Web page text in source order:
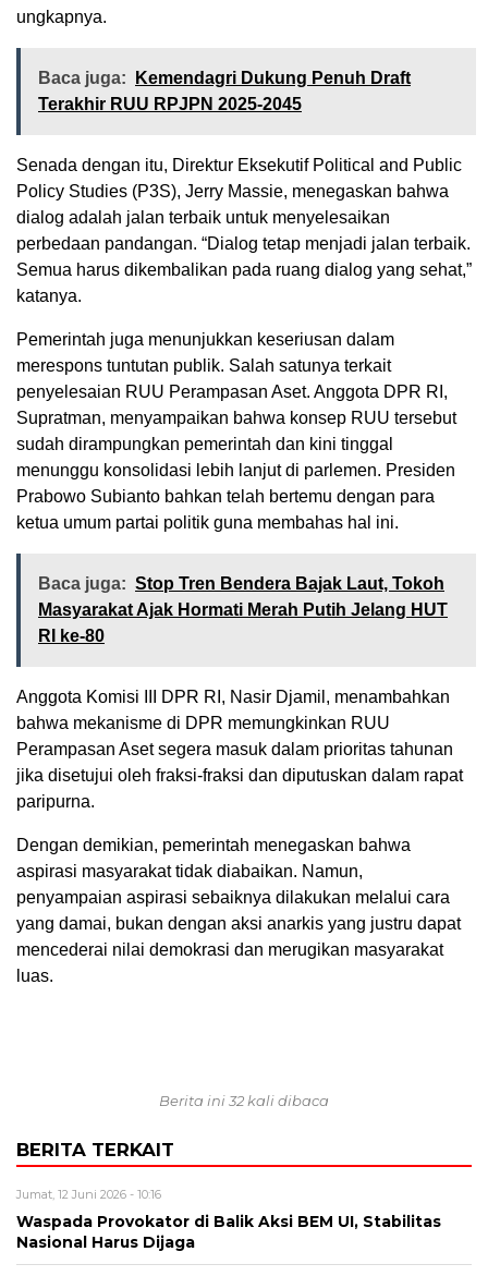
ungkapnya.
Baca juga:
Kemendagri Dukung Penuh Draft
Terakhir RUU RPJPN 2025-2045
Senada dengan itu, Direktur Eksekutif Political and Public
Policy Studies (P3S), Jerry Massie, menegaskan bahwa
dialog adalah jalan terbaik untuk menyelesaikan
perbedaan pandangan. “Dialog tetap menjadi jalan terbaik.
Semua harus dikembalikan pada ruang dialog yang sehat,”
katanya.
Pemerintah juga menunjukkan keseriusan dalam
merespons tuntutan publik. Salah satunya terkait
penyelesaian RUU Perampasan Aset. Anggota DPR RI,
Supratman, menyampaikan bahwa konsep RUU tersebut
sudah dirampungkan pemerintah dan kini tinggal
menunggu konsolidasi lebih lanjut di parlemen. Presiden
Prabowo Subianto bahkan telah bertemu dengan para
ketua umum partai politik guna membahas hal ini.
Baca juga: Stop Tren Bendera Bajak Laut, Tokoh
Masyarakat Ajak Hormati Merah Putih Jelang HUT
RI ke-80
Anggota Komisi III DPR RI, Nasir Djamil, menambahkan
bahwa mekanisme di DPR memungkinkan RUU
Perampasan Aset segera masuk dalam prioritas tahunan
jika disetujui oleh fraksi-fraksi dan diputuskan dalam rapat
paripurna.
Dengan demikian, pemerintah menegaskan bahwa
aspirasi masyarakat tidak diabaikan. Namun,
penyampaian aspirasi sebaiknya dilakukan melalui cara
yang damai, bukan dengan aksi anarkis yang justru dapat
mencederai nilai demokrasi dan merugikan masyarakat
luas.
Berita ini 32 kali dibaca
BERITA TERKAIT
Jumat, 12 Juni 2026 - 10:16
Waspada Provokator di Balik Aksi BEM UI, Stabilitas
Nasional Harus Dijaga